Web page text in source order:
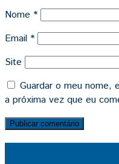
Nome *
Email *
Site
Guardar o meu nome,
a próxima vez que eu